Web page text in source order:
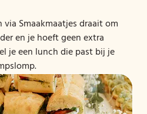
Smaakmaatjes draait om
en je hoeft geen extra
je een lunch die past bij je